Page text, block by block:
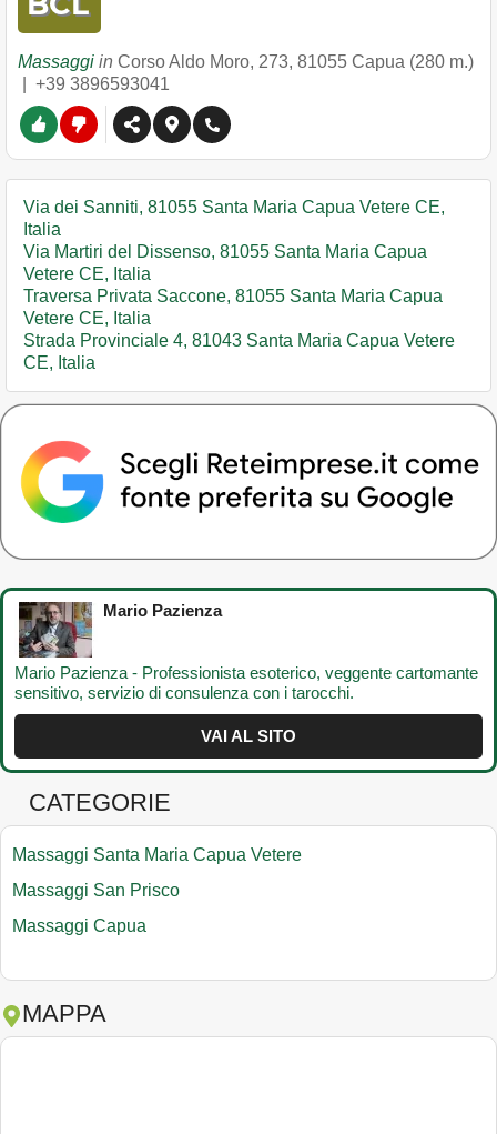
Massaggi in Corso Aldo Moro, 273, 81055 Capua (280 m.)
+39 3896593041
Via dei Sanniti, 81055 Santa Maria Capua Vetere CE,
Italia
Via Martiri del Dissenso, 81055 Santa Maria Capua
Vetere CE, Italia
Traversa Privata Saccone, 81055 Santa Maria Capua
Vetere CE, Italia
Strada Provinciale 4, 81043 Santa Maria Capua Vetere
CE, Italia
Mario Pazienza
Mario Pazienza - Professionista esoterico, veggente cartomante
sensitivo, servizio di consulenza con i tarocchi.
VAI AL SITO
CATEGORIE
Massaggi Santa Maria Capua Vetere
Massaggi San Prisco
Massaggi Capua
MAPPA